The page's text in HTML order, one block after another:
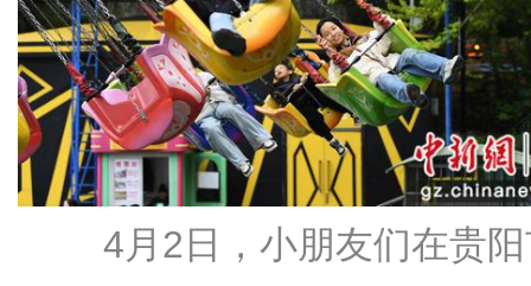
4月2日，小朋友们在贵